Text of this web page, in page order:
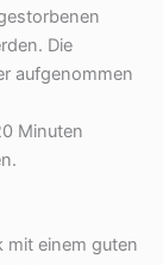
Die
aufgenommen
Minuten
mit einem guten